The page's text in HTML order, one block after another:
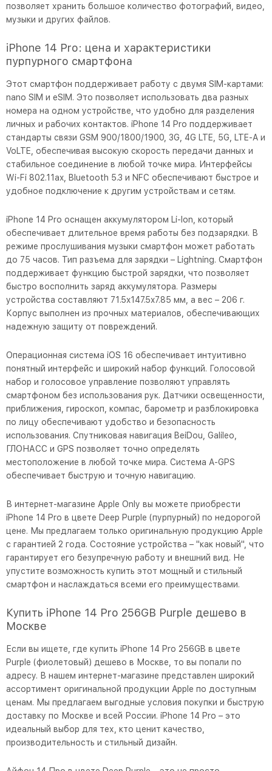
позволяет хранить большое количество фотографий, видео,
музыки и других файлов.
iPhone 14 Pro: цена и характеристики
пурпурного смартфона
Этот смартфон поддерживает работу с двумя SIM-картами:
nano SIM и eSIM. Это позволяет использовать два разных
номера на одном устройстве, что удобно для разделения
личных и рабочих контактов. iPhone 14 Pro поддерживает
стандарты связи GSM 900/1800/1900, 3G, 4G LTE, 5G, LTE-A и
VoLTE, обеспечивая высокую скорость передачи данных и
стабильное соединение в любой точке мира. Интерфейсы
Wi-Fi 802.11ax, Bluetooth 5.3 и NFC обеспечивают быстрое и
удобное подключение к другим устройствам и сетям.
iPhone 14 Pro оснащен аккумулятором Li-Ion, который
обеспечивает длительное время работы без подзарядки. В
режиме прослушивания музыки смартфон может работать
до 75 часов. Тип разъема для зарядки – Lightning. Смартфон
поддерживает функцию быстрой зарядки, что позволяет
быстро восполнить заряд аккумулятора. Размеры
устройства составляют 71.5x147.5x7.85 мм, а вес – 206 г.
Корпус выполнен из прочных материалов, обеспечивающих
надежную защиту от повреждений.
Операционная система iOS 16 обеспечивает интуитивно
понятный интерфейс и широкий набор функций. Голосовой
набор и голосовое управление позволяют управлять
смартфоном без использования рук. Датчики освещенности,
приближения, гироскоп, компас, барометр и разблокировка
по лицу обеспечивают удобство и безопасность
использования. Спутниковая навигация BeiDou, Galileo,
ГЛОНАСС и GPS позволяет точно определять
местоположение в любой точке мира. Система A-GPS
обеспечивает быструю и точную навигацию.
В интернет-магазине Apple Only вы можете приобрести
iPhone 14 Pro в цвете Deep Purple (пурпурный) по недорогой
цене. Мы предлагаем только оригинальную продукцию Apple
с гарантией 2 года. Состояние устройства – "как новый", что
гарантирует его безупречную работу и внешний вид. Не
упустите возможность купить этот мощный и стильный
смартфон и наслаждаться всеми его преимуществами.
Купить iPhone 14 Pro 256GB Purple дешево в
Москве
Если вы ищете, где купить iPhone 14 Pro 256GB в цвете
Purple (фиолетовый) дешево в Москве, то вы попали по
адресу. В нашем интернет-магазине представлен широкий
ассортимент оригинальной продукции Apple по доступным
ценам. Мы предлагаем выгодные условия покупки и быструю
доставку по Москве и всей России. iPhone 14 Pro – это
идеальный выбор для тех, кто ценит качество,
производительность и стильный дизайн.